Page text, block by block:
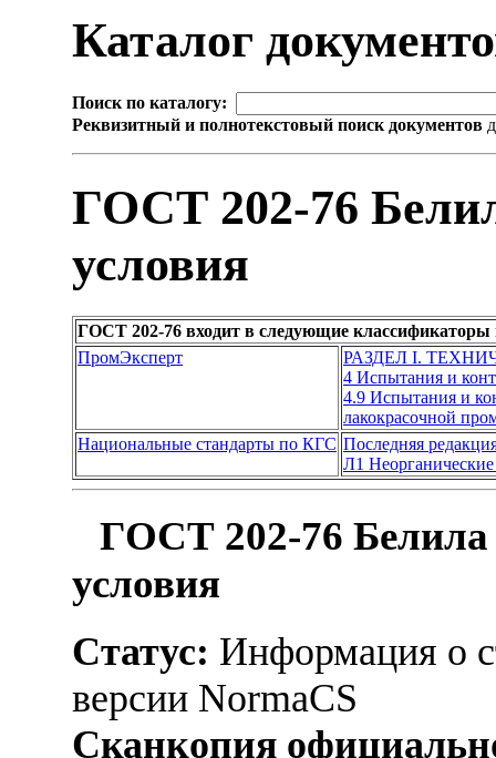
Каталог
Поиск по каталогу:
Реквизитный и полнотекстовый поиск документов
ГОСТ 202-76
условия
ГОСТ 202-76 входит в следующие классификаторы
ПромЭксперт
РАЗДЕЛ I.
4 Испытания и
4.9 Испытания и
лакокрасочной
Национальные стандарты по КГС Последняя
Л1
ГОСТ 202-76 Белила
условия
Статус: Информация о
версии NormaCS
Сканкопия